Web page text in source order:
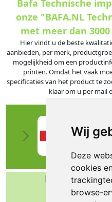
Wij
Deze
cookies
browse-
Bafa Technische
onze "BAFA.NL
met meer dan
Hier vindt u de beste
aanbieden, per merk,
mogelijkheid om een
printen. Omdat het vaak
specificaties van het product te
klaar om u per mail
Bafa b.v.